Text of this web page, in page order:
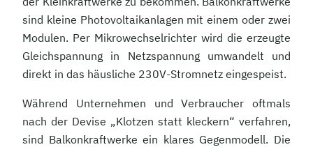
sind kleine Photovoltaikanlagen mit einem oder zwei
Modulen. Per Mikrowechselrichter wird die erzeugte
Gleichspannung in Netzspannung umwandelt und
direkt in das häusliche 230V-Stromnetz eingespeist.
Während Unternehmen und Verbraucher oftmals
nach der Devise „Klotzen statt kleckern“ verfahren,
sind Balkonkraftwerke ein klares Gegenmodell. Die